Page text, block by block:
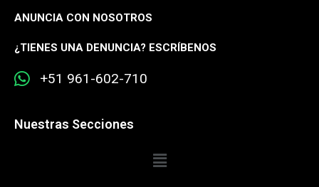
ANUNCIA CON NOSOTROS
¿TIENES UNA DENUNCIA? ESCRÍBENOS
+51 961-602-710
Nuestras Secciones